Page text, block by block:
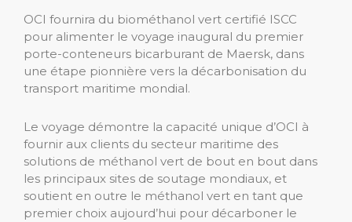
OCI fournira du biométhanol vert certifié ISCC
pour alimenter le voyage inaugural du premier
porte-conteneurs bicarburant de Maersk, dans
une étape pionnière vers la décarbonisation du
transport maritime mondial.
Le voyage démontre la capacité unique d’OCI à
fournir aux clients du secteur maritime des
solutions de méthanol vert de bout en bout dans
les principaux sites de soutage mondiaux, et
soutient en outre le méthanol vert en tant que
premier choix aujourd’hui pour décarboner le